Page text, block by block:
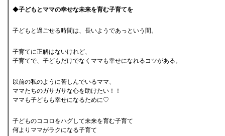
◆子どもとママの幸せな未来を育む子育てを
子どもと過ごせる時間は、長いようであっという間。
子育てに正解はないけれど、
子育てで、子どもだけでなくママも幸せになれるコツがある。
以前の私のように苦しんでいるママ、
ママたちのガサガサな心を助けたい！！
ママも子どもも幸せになるために♡
子どものココロをハグして未来を育む子育て
何よりママがラクになる子育て